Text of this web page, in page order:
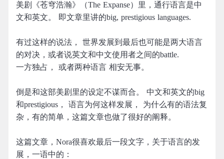
美剧《苍穹浩瀚》（The Expanse）里，通行语言是中
文和英文。 即文章里讲的big, prestigious languages.
有过这样的说法， 世界发展到最后也可能是两大语言
的对决，或者说英文和中文使用者之间的battle.
一方独占， 或者两种语言 相安无事。
倒是和这部美剧里的设定不谋而合。 中文和英文的big
和prestigious， 语言为何这样发展， 为什么有的语法复
杂，有的简单，这篇文章也做了很好的阐释。
这篇文章，Nora很喜欢最后一段文字，关于语言的发
展，一语中的：